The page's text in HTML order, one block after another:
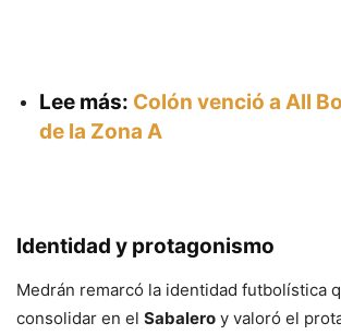
Lee más: Colón venció a All
de la Zona A
Identidad y protagonismo
Medrán remarcó la identidad futbolística
consolidar en el Sabalero y valoró el